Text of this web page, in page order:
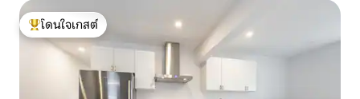
โดนใจเกสต์ที่สุด
โดนใจเกสต์